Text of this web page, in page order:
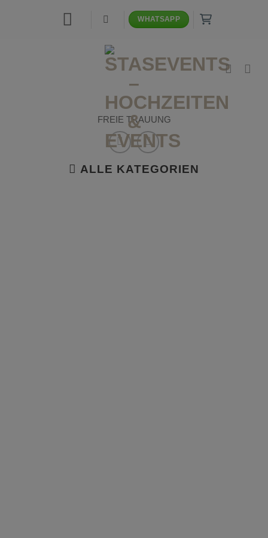
WHATSAPP
FREIE TRAUUNG
ALLE KATEGORIEN